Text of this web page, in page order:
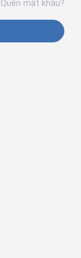
Quên mật khẩu?